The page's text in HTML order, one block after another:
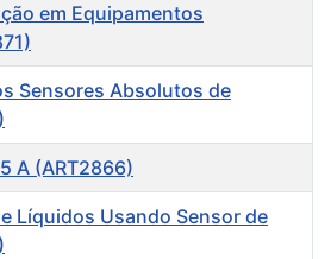
em Equipamentos
Sensores Absolutos de
A (ART2866)
Líquidos Usando Sensor de